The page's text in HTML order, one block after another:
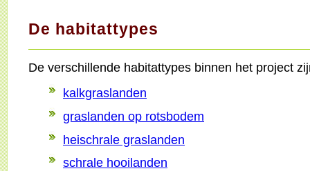
De habitattypes
De verschillende habitattypes binnen het project
kalkgraslanden
graslanden op rotsbodem
heischrale graslanden
schrale hooilanden